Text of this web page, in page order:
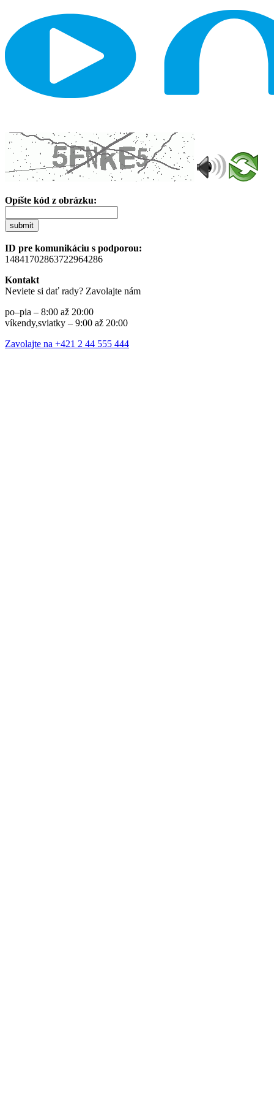
Opíšte kód z obrázku:
submit
ID pre komunikáciu s podporou:
14841702863722964286
Kontakt
Neviete si dať rady? Zavolajte nám
po–pia – 8:00 až 20:00
víkendy,sviatky – 9:00 až 20:00
Zavolajte na +421 2 44 555 444